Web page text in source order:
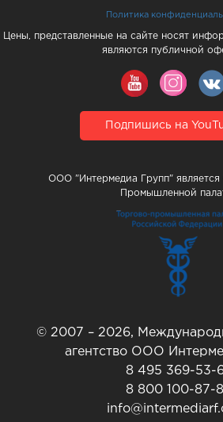
Политика
Цены, представленные на сайте носят
являются публичной
Подпишись на
ООО "Интермедиа Групп" является
Промышленной
© 2007 – 2026,
агентство ООО
8 495 369-53-
8 800 100-87-